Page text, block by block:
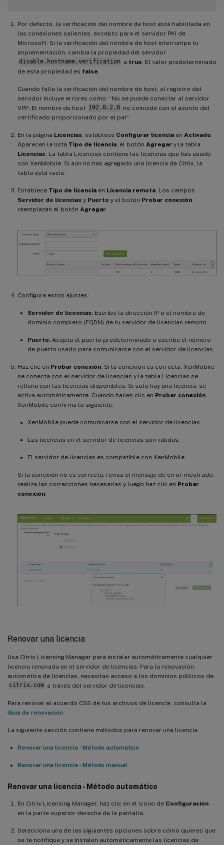
Por defecto, la verificación del nombre de host está habilitada en
las conexiones salientes, excepto para el servidor PKI de
Microsoft. Si la verificación del nombre de host interrumpe tu
implementación, cambia la propiedad del servidor
disable.hostname.verification a true . El valor predeterminado
de esta propiedad es false
Cuando falla la verificación del nombre de host, el registro del
servidor incluye errores como: “No se puede conectar al servidor
VPP: El nombre de host 192.0.2.0 no coincide con el asunto del
certificado proporcionado por el par”.
En la página Licencias , establece Configurar licencia en Activado
Aparecen la lista Tipo de licencia , el botón Agregar y la tabla
Licencias . La tabla Licencias contiene las licencias que has usado
con XenMobile. Si aún no has agregado una licencia de Citrix, la
tabla está vacía.
Establece Tipo de licencia en Licencia remota . Los campos
Servidor de licencias y Puerto y el botón Probar conexión
reemplazan el botón Agregar
Configura estos ajustes:
Servidor de licencias: Escribe la dirección IP o el nombre de
dominio completo (FQDN) de tu servidor de licencias remoto.
Puerto: Acepta el puerto predeterminado o escribe el número
de puerto usado para comunicarse con el servidor de licencias.
Haz clic en Probar conexión. Si la conexión es correcta, XenMobile
se conecta con el servidor de licencias y la tabla Licencias se
rellena con las licencias disponibles. Si solo hay una licencia, se
activa automáticamente. Cuando haces clic en Probar conexión,
XenMobile confirma lo siguiente:
XenMobile puede comunicarse con el servidor de licencias.
Las licencias en el servidor de licencias son válidas.
El servidor de licencias es compatible con XenMobile.
Si la conexión no es correcta, revisa el mensaje de error mostrado,
realiza las correcciones necesarias y luego haz clic en Probar
conexión.
Renovar una licencia
Usa Citrix Licensing Manager para instalar automáticamente cualquier
licencia renovada en el servidor de licencias. Para la renovación
automática de licencias, necesitas acceso a los dominios públicos de
citrix.com a través del servidor de licencias.
Para renovar el acuerdo CSS de tus archivos de licencia, consulta la
Guía de renovación
La siguiente sección contiene métodos para renovar una licencia:
Renovar una licencia - Método automático
Renovar una licencia - Método manual
Renovar una licencia - Método automático
En Citrix Licensing Manager, haz clic en el icono de Configuración
en la parte superior derecha de la pantalla.
Selecciona una de las siguientes opciones sobre cómo quieres que
se te notifique y se instalen automáticamente las licencias de